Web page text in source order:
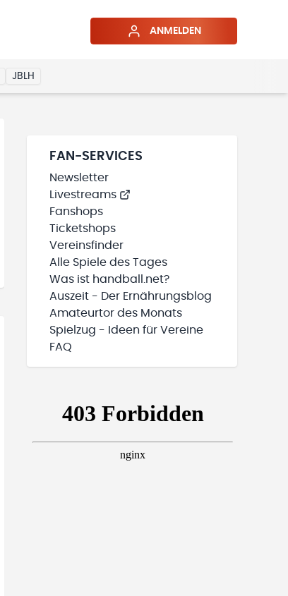
ANMELDEN
JBLH
FAN-SERVICES
Newsletter
Livestreams
Fanshops
Ticketshops
Vereinsfinder
Alle Spiele des Tages
Was ist handball.net?
Auszeit - Der Ernährungsblog
Amateurtor des Monats
Spielzug - Ideen für Vereine
FAQ